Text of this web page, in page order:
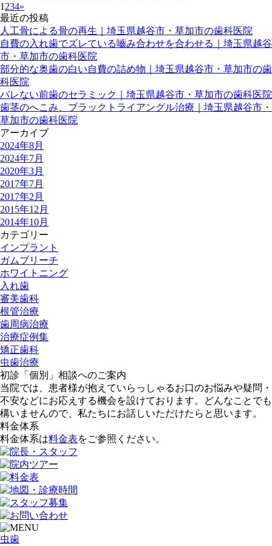
1 234»
最近の投稿
人工骨による骨の再生｜埼玉県越谷市・草加市の歯科医院
自費の入れ歯でズレている嚙み合わせを合わせる｜埼玉県越谷
市・草加市の歯科医院
部分的な奥歯の白い自費の詰め物｜埼玉県越谷市・草加市の歯
科医院
バレない前歯のセラミック｜埼玉県越谷市・草加市の歯科医院
歯茎のへこみ、ブラックトライアングル治療｜埼玉県越谷市・
草加市の歯科医院
アーカイブ
2024年8月
2024年7月
2020年3月
2017年7月
2017年2月
2015年12月
2014年10月
カテゴリー
インプラント
ガムブリーチ
ホワイトニング
入れ歯
審美歯科
根管治療
歯周病治療
治療症例集
矯正歯科
虫歯治療
初診「個別」相談へのご案内
当院では、患者様が抱えていらっしゃるお口のお悩みや疑問・
不安などにお応えする機会を設けております。どんなことでも
構いませんので、私たちにお話しいただけたらと思います。
料金体系
料金体系は料金表をご参照ください。
虫歯